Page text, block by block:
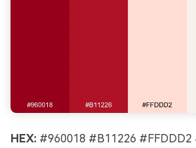
HEX: #960018 #B11226 #FFDDD2